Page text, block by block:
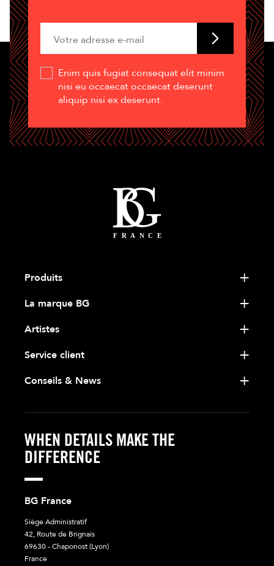
Enim quis fugiat consequat elit minim
nisi eu occaecat occaecat deserunt
aliquip nisi ex deserunt.
Produits
La marque BG
Artistes
Service client
Conseils & News
WHEN DETAILS MAKE THE
DIFFERENCE
BG France
Siège Administratif
42, Route de Brignais
69630 - Chaponost (Lyon)
France